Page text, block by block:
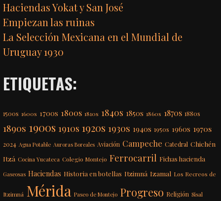
Haciendas Yokat y San José
Empiezan las ruinas
La Selección Mexicana en el Mundial de
Uruguay 1930
ETIQUETAS:
1500s 1600s 1700s 1800s 1810s 1840s 1850s 1860s 1870s 1880s
1890s 1900s 1910s 1920s 1930s 1940s 1950s 1960s 1970s
2024 Agua Potable Auroras Boreales Aviación Campeche Catedral Chichén
Itzá Cocina Yucateca Colegio Montejo Ferrocarril Fichas hacienda
Gaseosas Haciendas Historia en botellas Itzimná Izamal Los Recreos de
Itzimná Mérida Paseo de Montejo Progreso Religión Sisal